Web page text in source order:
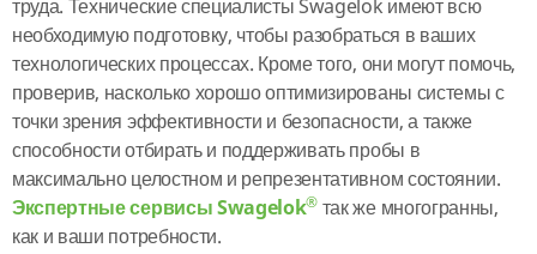
труда. Технические специалисты Swagelok имеют всю
необходимую подготовку, чтобы разобраться в ваших
технологических процессах. Кроме того, они могут помочь,
проверив, насколько хорошо оптимизированы системы с
точки зрения эффективности и безопасности, а также
способности отбирать и поддерживать пробы в
максимально целостном и репрезентативном состоянии.
Экспертные сервисы Swagelok® так же многогранны,
как и ваши потребности.